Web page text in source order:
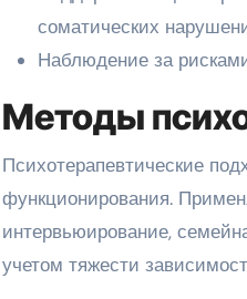
соматических
Наблюдение за
Методы
Психотерапевтические
функционирования.
интервьюирование,
учетом тяжести